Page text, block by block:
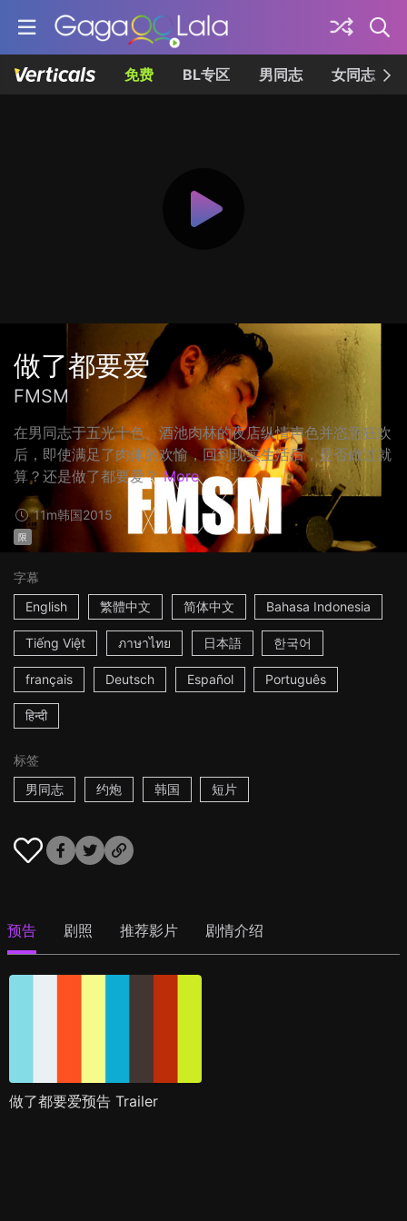
免费 BL专区 男同志 女同志
做了都要爱
FMSM
在男同志于五光十色、酒池肉林的夜店纵情声色并恣意狂欢
后，即使满足了肉体的欢愉，回到现实生活后，是否做过就
算？还是做了都要爱？ More
11m韩国2015
限
字幕
English
繁體中文 简体中文 Bahasa Indonesia
Tiếng Việt ภาษาไทย 日本語 한국어
français Deutsch Español Português
हिन्दी
标签
男同志
约炮 韩国 短片
预告 剧照 推荐影片 剧情介绍
做了都要爱预告 Trailer